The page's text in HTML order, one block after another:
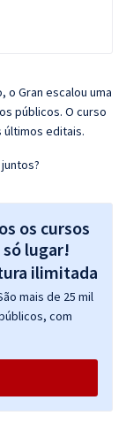
o Gran escalou uma
públicos. O curso
editais.
os cursos
lugar!
mais de 25 mil
com